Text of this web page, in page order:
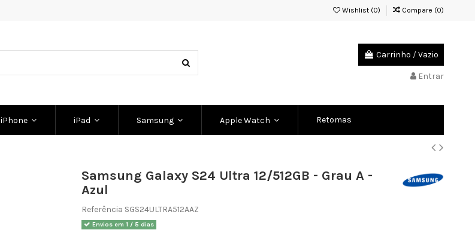
Wishlist (0) Compare (0)
Carrinho /Vazio
Entrar
iPhone iPad Samsung Apple Watch Retomas
Samsung Galaxy S24 Ultra 12/512GB - Grau A -
Azul
Referência SGS24ULTRA512AAZ
Envios em 1 / 5 dias